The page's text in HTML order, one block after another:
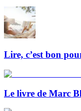
Lire, c’est bon
Le livre de Marc